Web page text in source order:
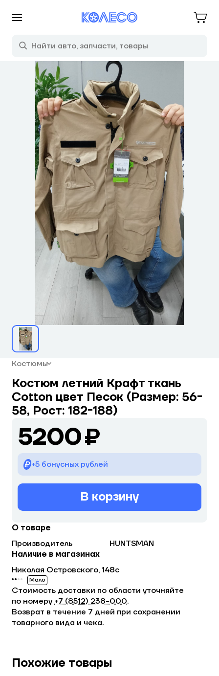
Костюмы
Костюм летний Крафт ткань
Cotton цвет Песок (Размер: 56-
58, Рост: 182-188)
5200 ₽
+5 бонусных рублей
В корзину
О товаре
Производитель
HUNTSMAN
Стоимость доставки по области уточняйте
по номеру +7 (8512) 238−000.
Возврат в течение 7 дней при сохранении
товарного вида и чека.
Наличие в магазинах
Николая Островского, 148с
Мало
Похожие товары